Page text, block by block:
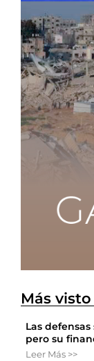
Más visto
Las
pero su
Leer Más >>